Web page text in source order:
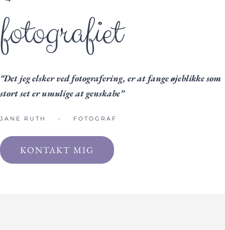
fotografiet
“Det jeg elsker ved fotografering, er at fange øjeblikke som
stort set er umulige at genskabe”
JANE RUTH • FOTOGRAF
KONTAKT MIG